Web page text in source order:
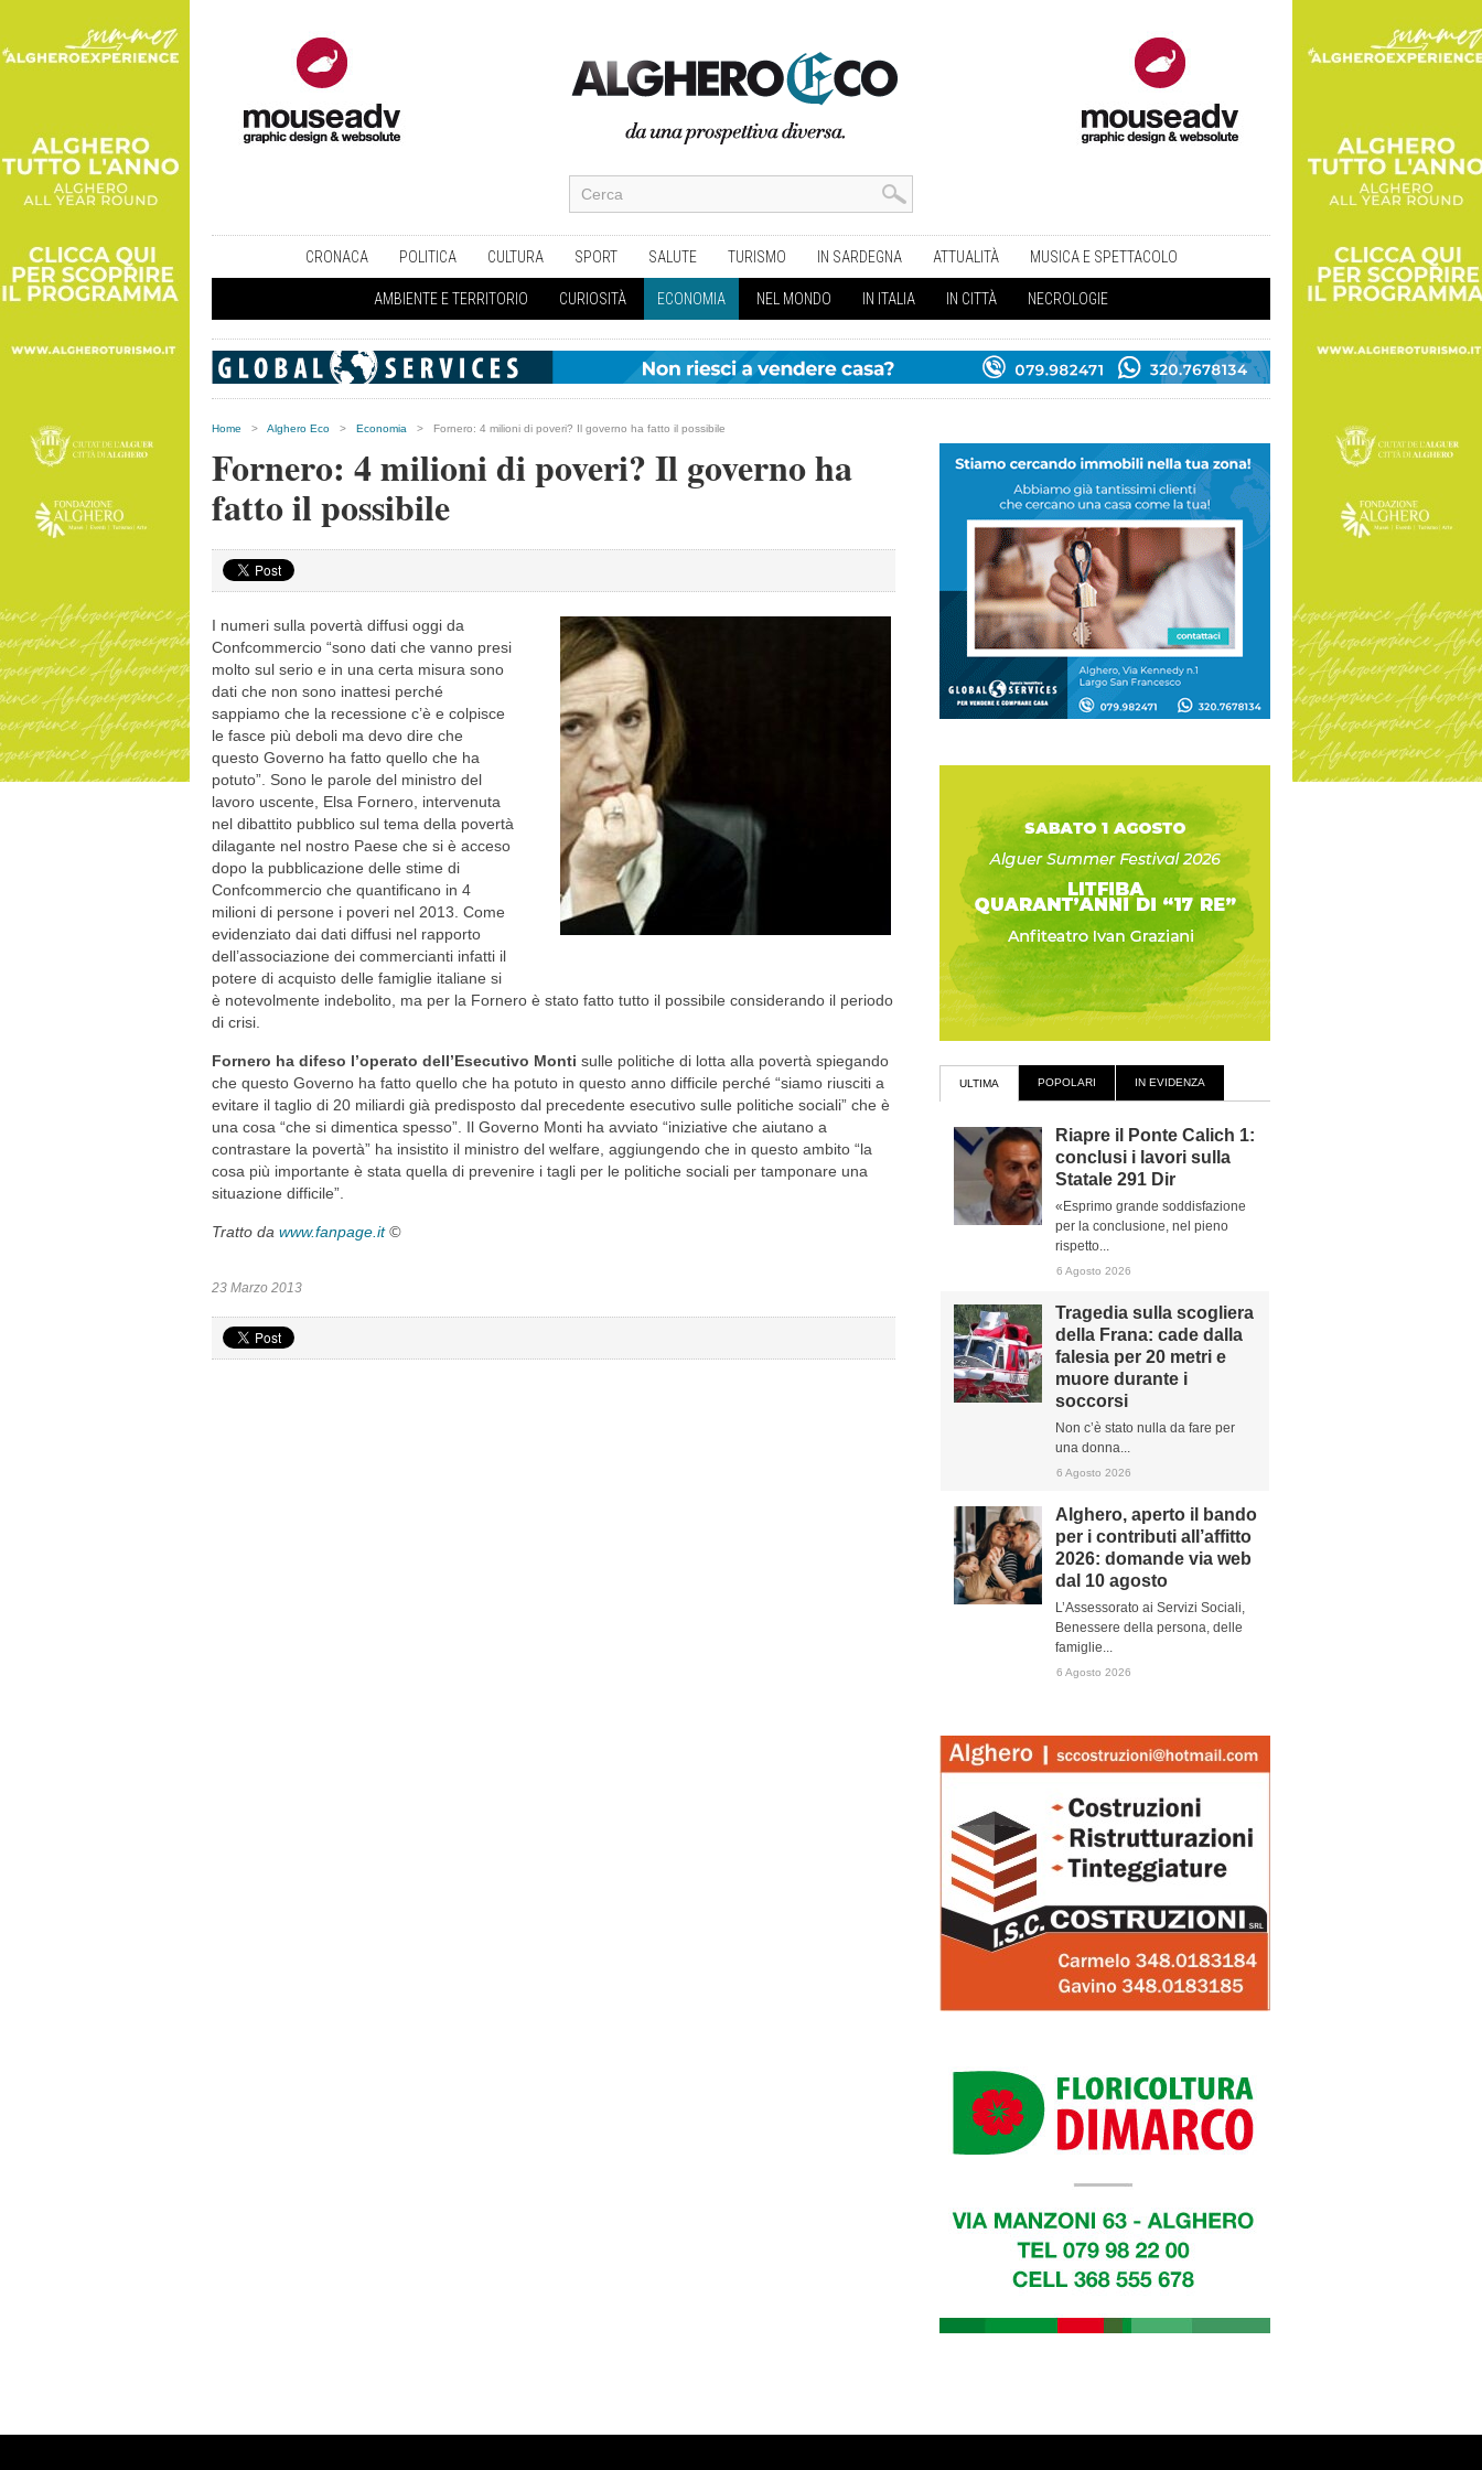
CRONACA POLITICA CULTURA SPORT SALUTE TURISMO IN SARDEGNA ATTUALITÀ MUSICA E SPETTACOLO
AMBIENTE E TERRITORIO CURIOSITÀ ECONOMIA NEL MONDO IN ITALIA IN CITTÀ NECROLOGIE
Home > Alghero Eco > Economia > Fornero: 4 milioni di poveri? Il governo ha fatto il possibile
Fornero: 4 milioni di poveri? Il governo ha
fatto il possibile
I numeri sulla povertà diffusi oggi da
Confcommercio “sono dati che vanno presi
molto sul serio e in una certa misura sono
dati che non sono inattesi perché
sappiamo che la recessione c’è e colpisce
le fasce più deboli ma devo dire che
questo Governo ha fatto quello che ha
potuto”. Sono le parole del ministro del
lavoro uscente, Elsa Fornero, intervenuta
nel dibattito pubblico sul tema della povertà
dilagante nel nostro Paese che si è acceso
dopo la pubblicazione delle stime di
Confcommercio che quantificano in 4
milioni di persone i poveri nel 2013. Come
evidenziato dai dati diffusi nel rapporto
dell’associazione dei commercianti infatti il
potere di acquisto delle famiglie italiane si
è notevolmente indebolito, ma per la Fornero è stato fatto tutto il possibile considerando il periodo
di crisi.
Fornero ha difeso l’operato dell’Esecutivo Monti sulle politiche di lotta alla povertà spiegando
che questo Governo ha fatto quello che ha potuto in questo anno difficile perché “siamo riusciti a
evitare il taglio di 20 miliardi già predisposto dal precedente esecutivo sulle politiche sociali” che è
una cosa “che si dimentica spesso”. Il Governo Monti ha avviato “iniziative che aiutano a
contrastare la povertà” ha insistito il ministro del welfare, aggiungendo che in questo ambito “la
cosa più importante è stata quella di prevenire i tagli per le politiche sociali per tamponare una
situazione difficile”.
Tratto da www.fanpage.it©
23 Marzo 2013
ULTIMA POPOLARI IN EVIDENZA
Riapre il Ponte Calich 1:
conclusi i lavori sulla
Statale 291 Dir
«Esprimo grande soddisfazione
per la conclusione, nel pieno
rispetto...
6 Agosto 2026
Tragedia sulla scogliera
della Frana: cade dalla
falesia per 20 metri e
muore durante i
soccorsi
Non c’è stato nulla da fare per
una donna...
6 Agosto 2026
Alghero, aperto il bando
per i contributi all’affitto
2026: domande via web
dal 10 agosto
L’Assessorato ai Servizi Sociali,
Benessere della persona, delle
famiglie...
6 Agosto 2026